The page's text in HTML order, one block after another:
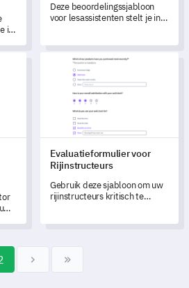
is
uw
Deze beoordelingssjabloon
voor lesassistenten stelt je in
evalueren en inzichten te
verkrijgen in hun effectiviteit.
Effectiviteit
Evaluatieformulier voor
Evaluatieformulier voor
Rijinstructeurs
Gebruik deze sjabloon om uw
rijinstructeurs kritisch te